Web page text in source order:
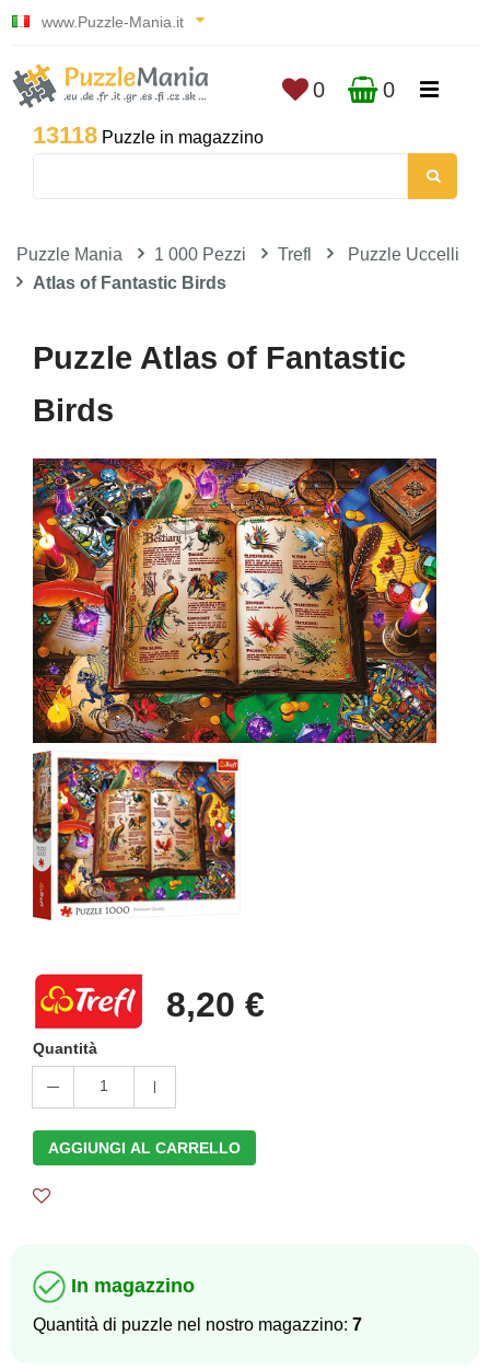
www.Puzzle-Mania.it
13118 Puzzle in magazzino
0 0
Puzzle Mania 1 000 Pezzi Trefl
Puzzle Uccelli
Atlas of Fantastic Birds
Puzzle Atlas of Fantastic
Birds
8,20 €
Quantità
1
AGGIUNGI AL CARRELLO
In magazzino
Quantità di puzzle nel nostro magazzino: 7